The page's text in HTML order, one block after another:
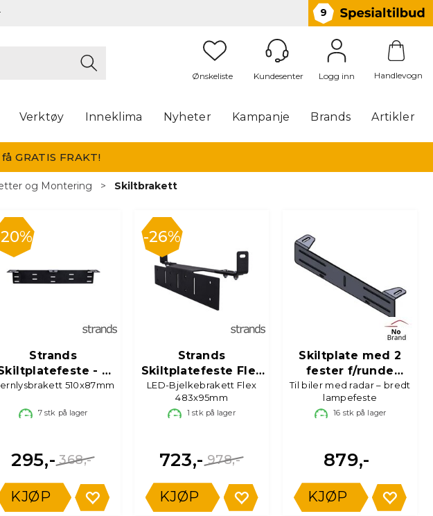
9
Logg inn Handlevogn
Verktøy Inneklima Nyheter Kampanje Brands Artikler
GRATIS FRAKT!
og Montering > Skiltbrakett
20%
Strands
- 3
fester510x87mm
7stk på lager
368,-
295,-
KJØP
26%
Strands
Skiltplatefeste Flex
- 2 fester
LED-Bjelkebrakett Flex
483x95mm
1 stk på lager
978,-
723,-
KJØP
Skiltplate med 2
fester f/runde
fjernlys
Til biler med radar – bredt
lampefeste
16 stk på lager
879,-
KJØP